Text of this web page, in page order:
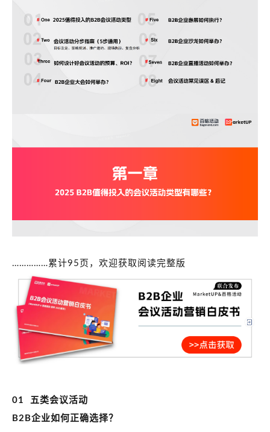
……………累计95页，欢迎获取阅读完整版
01 五类会议活动
B2B企业如何正确选择？